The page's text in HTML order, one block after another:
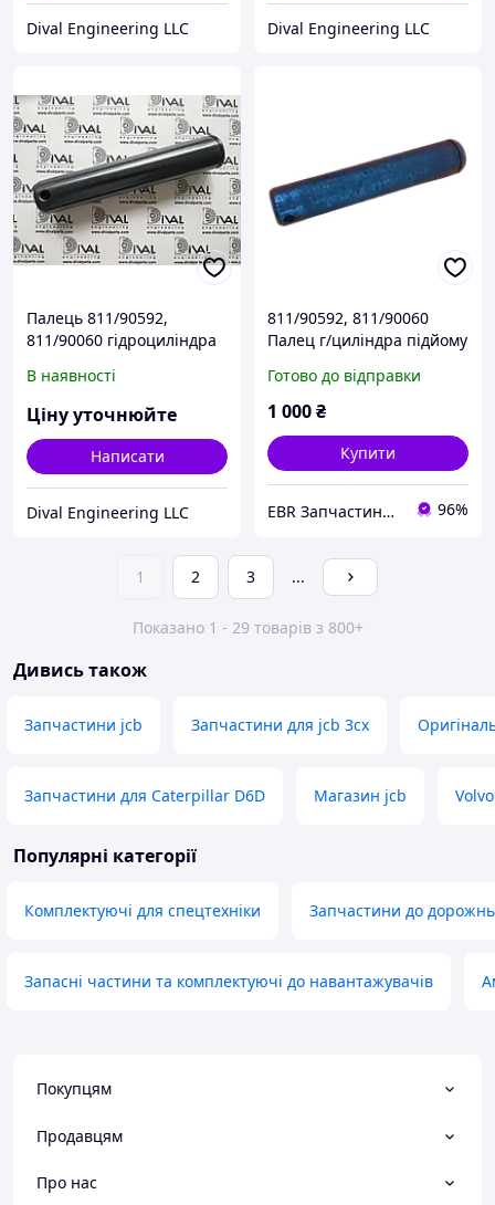
Dival Engineering LLC Dival Engineering LLC
Палець 811/90592,
811/90060 гідроциліндра
для екскаватора
навантажувача JCB
В наявності
Ціну уточнюйте
Написати
Dival Engineering LLC
811/90592, 811/90060
Палец г/циліндра підйому
3CX, 4CX
Готово до відправки
1 000₴
Купити
EBR Запчастини для кар'єрної, дорожньо-будівельної, сільськогосподарської та комерційної техніки 96%
1 2 3 ...
Показано 1 - 29 товарів з 800+
Дивись також
Запчастини jcb Запчастини для jcb 3cx
Запчастини для Caterpillar D6D Магазин jcb
Популярні категорії
Комплектуючі для спецтехніки Запчастини до
Запасні частини та комплектуючі до навантажувачів
Покупцям
Продавцям
Про нас